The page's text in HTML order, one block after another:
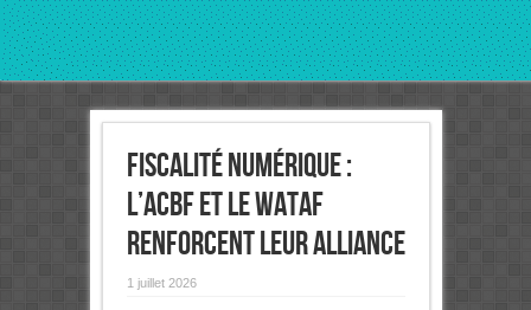
Fiscalité numérique :
l’ACBF et le WATAF
renforcent leur alliance
1 juillet 2026